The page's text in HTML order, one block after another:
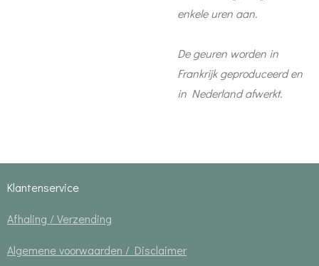
enkele uren aan.
De geuren worden in
Frankrijk geproduceerd en
in Nederland afwerkt.
Klantenservice
Afhaling / Verzending
Algemene voorwaarden / Disclaimer